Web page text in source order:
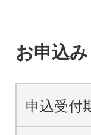
お申込
申込受付